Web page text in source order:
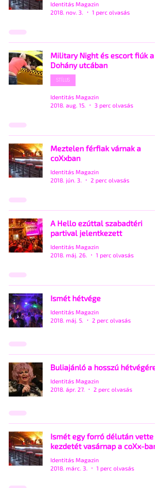
Identitás Magazin
2018. nov. 3.
1 perc olvasás
Military Night és escort fiúk a
Dohány utcában
STÍLUS
Identitás Magazin
2018. aug. 15.
3 perc olvasás
Meztelen férfiak várnak a
coXxban
Identitás Magazin
2018. jún. 3.
2 perc olvasás
A Hello ezúttal szabadtéri
partival jelentkezett
Identitás Magazin
2018. máj. 26.
1 perc olvasás
Ismét hétvége
Identitás Magazin
2018. máj. 5.
2 perc olvasás
Buliajánló a hosszú hétvégére
Identitás Magazin
2018. ápr. 27.
2 perc olvasás
Ismét egy forró délután vette
kezdetét vasárnap a coXx-ban
Identitás Magazin
2018. márc. 3.
1 perc olvasás